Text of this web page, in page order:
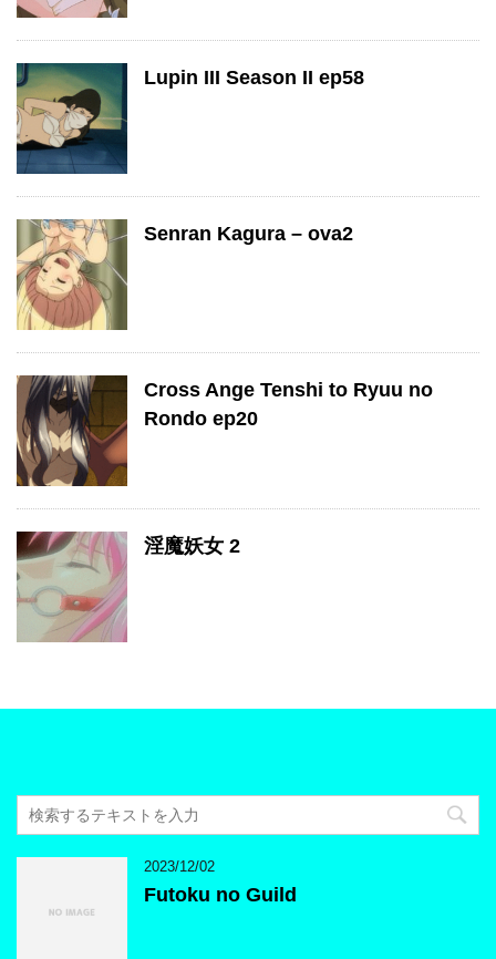
Lupin III Season II ep58
Senran Kagura – ova2
Cross Ange Tenshi to Ryuu no
Rondo ep20
淫魔妖女 2
2023/12/02
Futoku no Guild